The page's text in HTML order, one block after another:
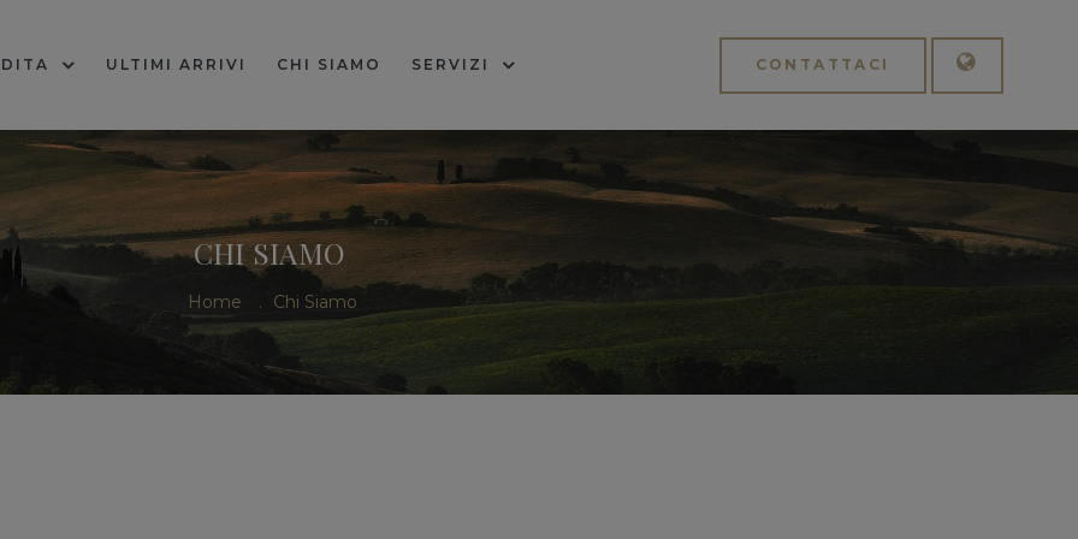
ULTIMI ARRIVI CHI SIAMO SERVIZI CONTATTACI
CHI SIAMO
Home . Chi Siamo
Italiano
English